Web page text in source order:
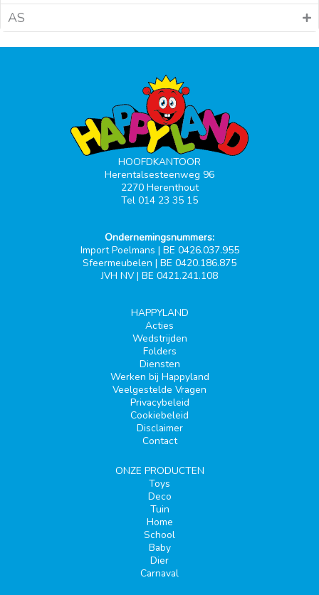
AS
HOOFDKANTOOR
Herentalsesteenweg 96
2270 Herenthout
Tel 014 23 35 15
Ondernemingsnummers:
Import Poelmans | BE 0426.037.955
Sfeermeubelen | BE 0420.186.875
JVH NV | BE 0421.241.108
HAPPYLAND
Acties
Wedstrijden
Folders
Diensten
Werken bij Happyland
Veelgestelde Vragen
Privacybeleid
Cookiebeleid
Disclaimer
Contact
ONZE PRODUCTEN
Toys
Deco
Tuin
Home
School
Baby
Dier
Carnaval